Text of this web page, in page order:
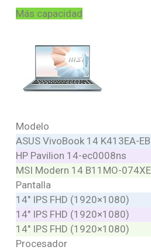
Más capacidad
Modelo
ASUS VivoBook 14 K413EA-
HP Pavilion 14-ec0008ns
MSI Modern 14 B11MO-
Pantalla
14″ IPS FHD (1920×1080)
14″ IPS FHD (1920×1080)
14″ IPS FHD (1920×1080)
Procesador